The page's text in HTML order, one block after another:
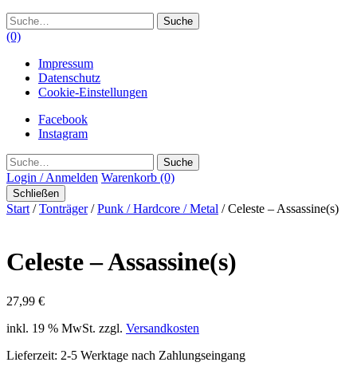
Suche
(0)
Impressum
Datenschutz
Cookie-Einstellungen
Facebook
Instagram
Suche
Login / Anmelden Warenkorb (0)
Schließen
Start /Tonträger/Punk / Hardcore / Metal / Celeste – Assassine(s)
Celeste – Assassine(s)
27,99 €
inkl. 19 % MwSt. zzgl. Versandkosten
Lieferzeit: 2-5 Werktage nach Zahlungseingang